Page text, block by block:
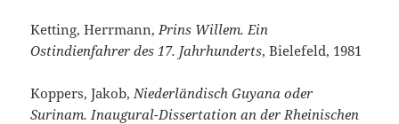
Ketting, Herrmann, Prins Willem. Ein
Ostindienfahrer des 17. Jahrhunderts, Bielefeld, 1981
Koppers, Jakob, Niederländisch Guyana oder
Surinam. Inaugural-Dissertation an der Rheinischen